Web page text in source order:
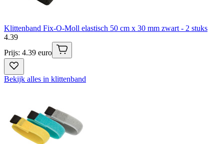
Klittenband Fix-O-Moll elastisch 50 cm x 30 mm zwart - 2 stuks
4.39
Prijs: 4.39 euro
Bekijk alles in klittenband